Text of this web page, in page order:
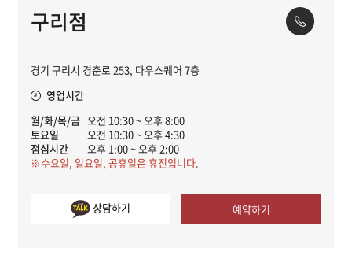
구리점
경기 구리시 경춘로 253, 다우스퀘어 7층
영업시간
월/화/목/금 오전 10:30 ~ 오후 8:00
토요일
오전 10:30 ~ 오후 4:30
점심시간
오후 1:00 ~ 오후 2:00
※수요일, 일요일, 공휴일은 휴진입니다.
상담하기 예약하기